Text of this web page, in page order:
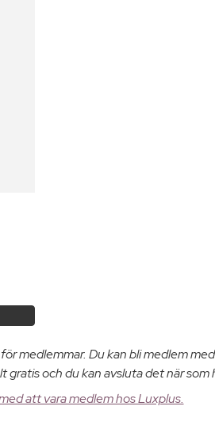
medlemmar. Du kan bli medlem
gratis och du kan avsluta det när som
att vara medlem hos Luxplus.